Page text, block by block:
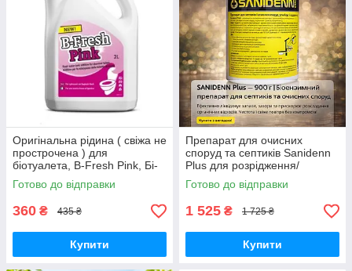
Оригінальна рідина ( свіжа не
прострочена ) для
біотуалета, B-Fresh Pink, Бі-
Фреш Пінк, 2 л, THETFORD.
Готово до відправки
360 ₴ 435 ₴
Купити
Препарат для очисних
споруд та септиків Sanidenn
Plus для розрідження/
очищення/знежирення 900 г
Готово до відправки
1 525 ₴ 1 725 ₴
Купити